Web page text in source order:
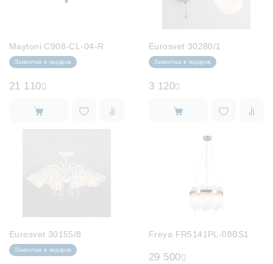
Maytoni C908-CL-04-R
Лампочки в подарок
21 110
Eurosvet 30280/1
Лампочки в подарок
3 120
Eurosvet 30155/8
Лампочки в подарок
Freya FR5141PL-08BS1
29 500